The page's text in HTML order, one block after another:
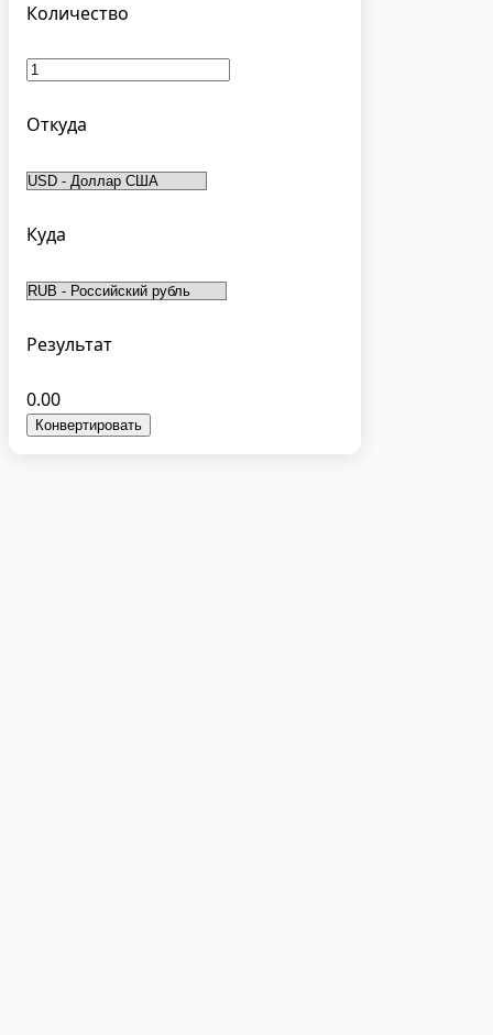
Количество
Откуда
Куда
Результат
0.00
Конвертировать